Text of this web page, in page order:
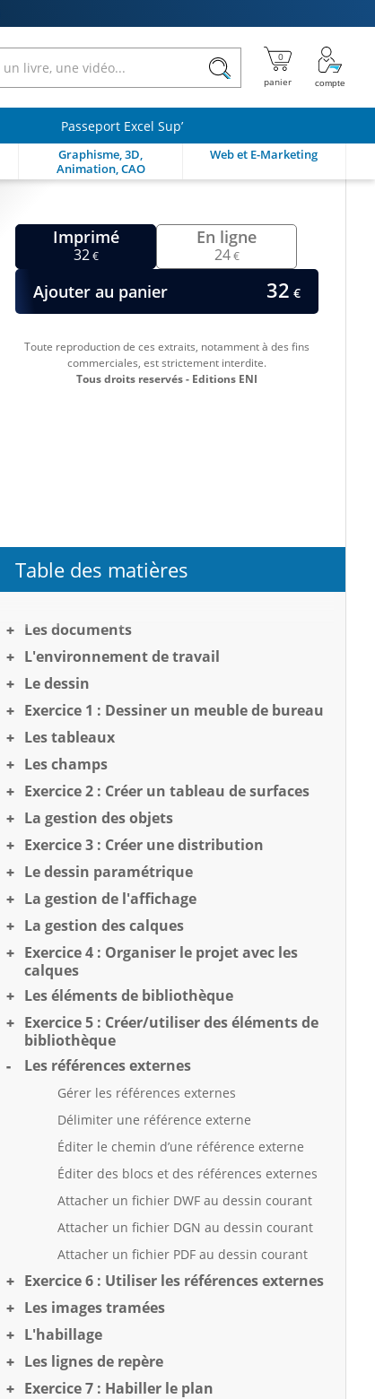
Passeport Excel Sup’
Graphisme, 3D,
Animation, CAO
Web et E-Marketing
Imprimé
32€
En ligne
24€
Ajouter au panier 32 €
Toute reproduction de ces extraits, notamment à des fins
commerciales, est strictement interdite.
Tous droits reservés - Editions ENI
Table des matières
Les documents
L'environnement de travail
Le dessin
Exercice 1 : Dessiner un meuble de bureau
Les tableaux
Les champs
Exercice 2 : Créer un tableau de surfaces
La gestion des objets
Exercice 3 : Créer une distribution
Le dessin paramétrique
La gestion de l'affichage
La gestion des calques
Exercice 4 : Organiser le projet avec les
calques
Les éléments de bibliothèque
Exercice 5 : Créer/utiliser des éléments de
bibliothèque
Les références externes
Gérer les références externes
Délimiter une référence externe
Éditer le chemin d’une référence externe
Éditer des blocs et des références externes
Attacher un fichier DWF au dessin courant
Attacher un fichier DGN au dessin courant
Attacher un fichier PDF au dessin courant
Exercice 6 : Utiliser les références externes
Les images tramées
L'habillage
Les lignes de repère
Exercice 7 : Habiller le plan